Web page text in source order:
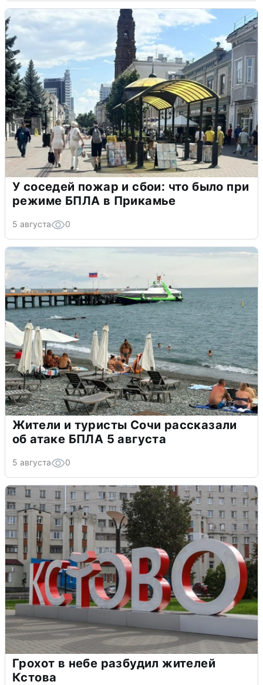
У соседей пожар и сбои: что было при
режиме БПЛА в Прикамье
5 августа 0
Жители и туристы Сочи рассказали
об атаке БПЛА 5 августа
5 августа 0
Грохот в небе разбудил жителей
Кстова